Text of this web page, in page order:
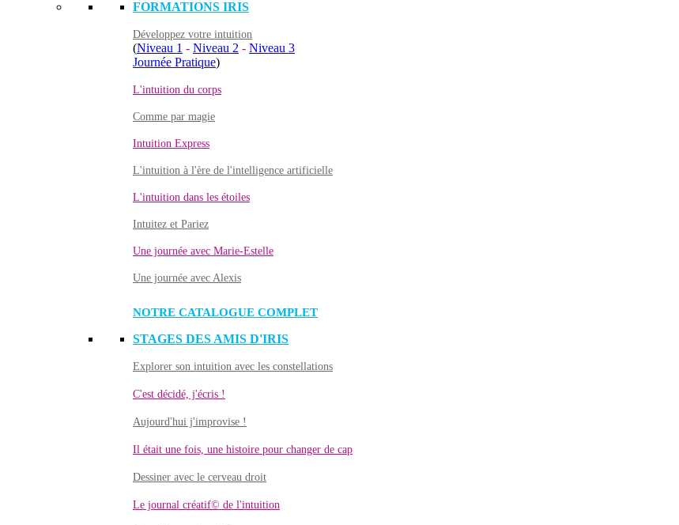
FORMATIONS IRIS
Développez votre intuition
(Niveau 1 - Niveau 2 - Niveau 3
Journée Pratique)
L'intuition du corps
Comme par magie
Intuition Express
L'intuition à l'ère de l'intelligence artificielle
L'intuition dans les étoiles
Intuitez et Pariez
Une journée avec Marie-Estelle
Une journée avec Alexis
NOTRE CATALOGUE COMPLET
STAGES DES AMIS D'IRIS
Explorer son intuition avec les constellations
C'est décidé, j'écris !
Aujourd'hui j'improvise !
Il était une fois, une histoire pour changer de cap
Dessiner avec le cerveau droit
Le journal créatif© de l'intuition